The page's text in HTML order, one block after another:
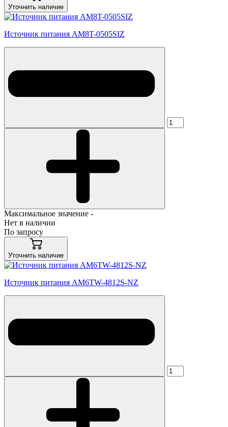
Уточнить наличие
Источник питания AM8T-0505SIZ
Максимальное значение -
Нет в наличии
По запросу
Уточнить наличие
Источник питания AM6TW-4812S-NZ